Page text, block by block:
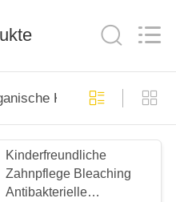
150
Kinder
Kinderfreundliche
Zahnpflege Bleaching
Antibakterielle